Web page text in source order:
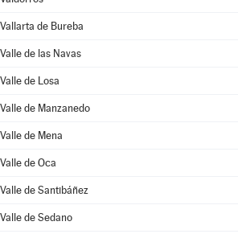
Vallarta de Bureba
Valle de las Navas
Valle de Losa
Valle de Manzanedo
Valle de Mena
Valle de Oca
Valle de Santibáñez
Valle de Sedano